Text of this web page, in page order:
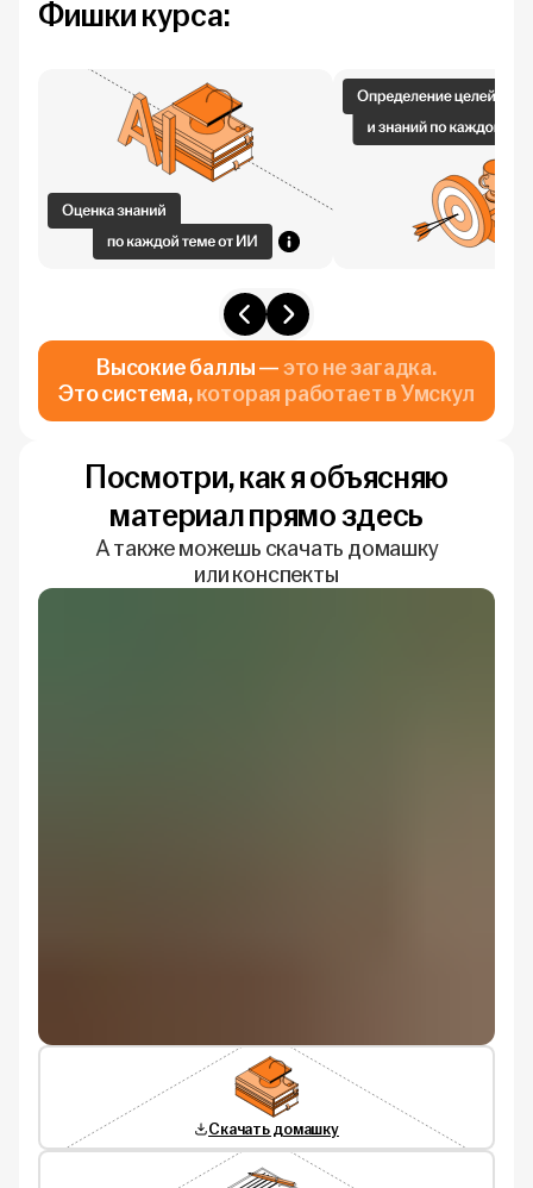
Фишки курса:
Высокие баллы —это не загадка.
Это система,которая работает в Умскул
Посмотри, как я объясняю
материал прямо здесь
А также можешь скачать домашку
или конспекты
Скачать домашку